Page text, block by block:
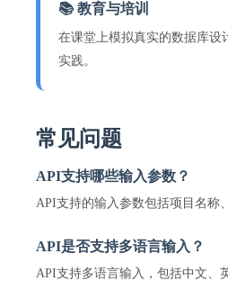
📚 教育与培训
在课堂上模拟真实的数据库设
实践。
常见问题
API支持哪些输入参数？
API支持的输入参数包括项目名称
API是否支持多语言输入？
API支持多语言输入，包括中文、